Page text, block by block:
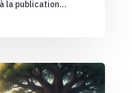
la publication...